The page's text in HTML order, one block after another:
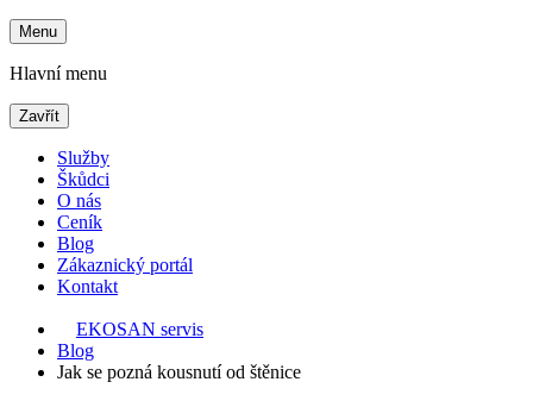
Menu
Hlavní menu
Zavřít
Služby
Škůdci
O nás
Ceník
Blog
Zákaznický portál
Kontakt
EKOSAN servis
Blog
Jak se pozná kousnutí od štěnice